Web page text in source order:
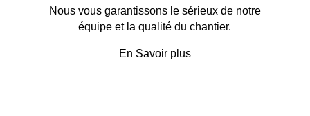
Nous vous garantissons le sérieux de notre
équipe et la qualité du chantier.
En Savoir plus